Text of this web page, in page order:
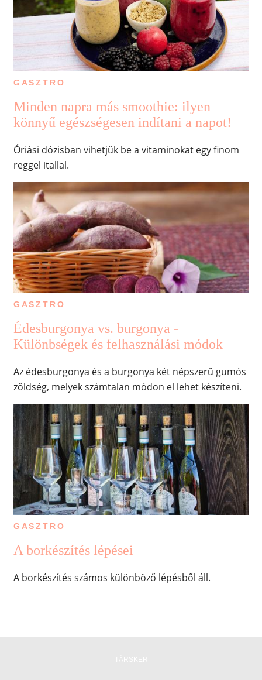
GASZTRO
Minden napra más smoothie: ilyen
könnyű egészségesen indítani a napot!
Óriási dózisban vihetjük be a vitaminokat egy finom
reggel itallal.
GASZTRO
Édesburgonya vs. burgonya -
Különbségek és felhasználási módok
Az édesburgonya és a burgonya két népszerű gumós
zöldség, melyek számtalan módon el lehet készíteni.
GASZTRO
A borkészítés lépései
A borkészítés számos különböző lépésből áll.